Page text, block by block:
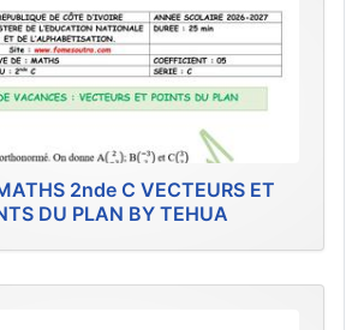
2nde C VECTEURS ET
DU PLAN BY TEHUA